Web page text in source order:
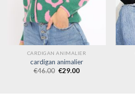
CARDIGAN ANIMALIER
cardigan animalier
€46.00 €29.00